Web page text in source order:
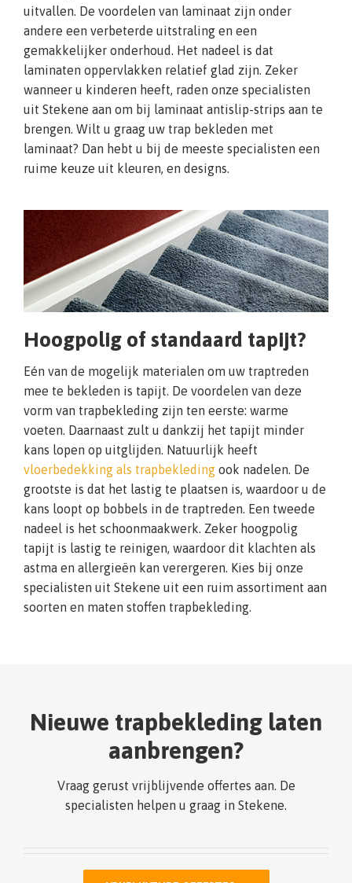
uitvallen. De voordelen van laminaat zijn onder
andere een verbeterde uitstraling en een
gemakkelijker onderhoud. Het nadeel is dat
laminaten oppervlakken relatief glad zijn. Zeker
wanneer u kinderen heeft, raden onze specialisten
uit Stekene aan om bij laminaat antislip-strips aan te
brengen. Wilt u graag uw trap bekleden met
laminaat? Dan hebt u bij de meeste specialisten een
ruime keuze uit kleuren, en designs.
Hoogpolig of standaard tapijt?
Eén van de mogelijk materialen om uw traptreden
mee te bekleden is tapijt. De voordelen van deze
vorm van trapbekleding zijn ten eerste: warme
voeten. Daarnaast zult u dankzij het tapijt minder
kans lopen op uitglijden. Natuurlijk heeft
vloerbedekking als trapbekleding ook nadelen. De
grootste is dat het lastig te plaatsen is, waardoor u de
kans loopt op bobbels in de traptreden. Een tweede
nadeel is het schoonmaakwerk. Zeker hoogpolig
tapijt is lastig te reinigen, waardoor dit klachten als
astma en allergieën kan verergeren. Kies bij onze
specialisten uit Stekene uit een ruim assortiment aan
soorten en maten stoffen trapbekleding.
Nieuwe trapbekleding laten
aanbrengen?
Vraag gerust vrijblijvende offertes aan. De
specialisten helpen u graag in Stekene.